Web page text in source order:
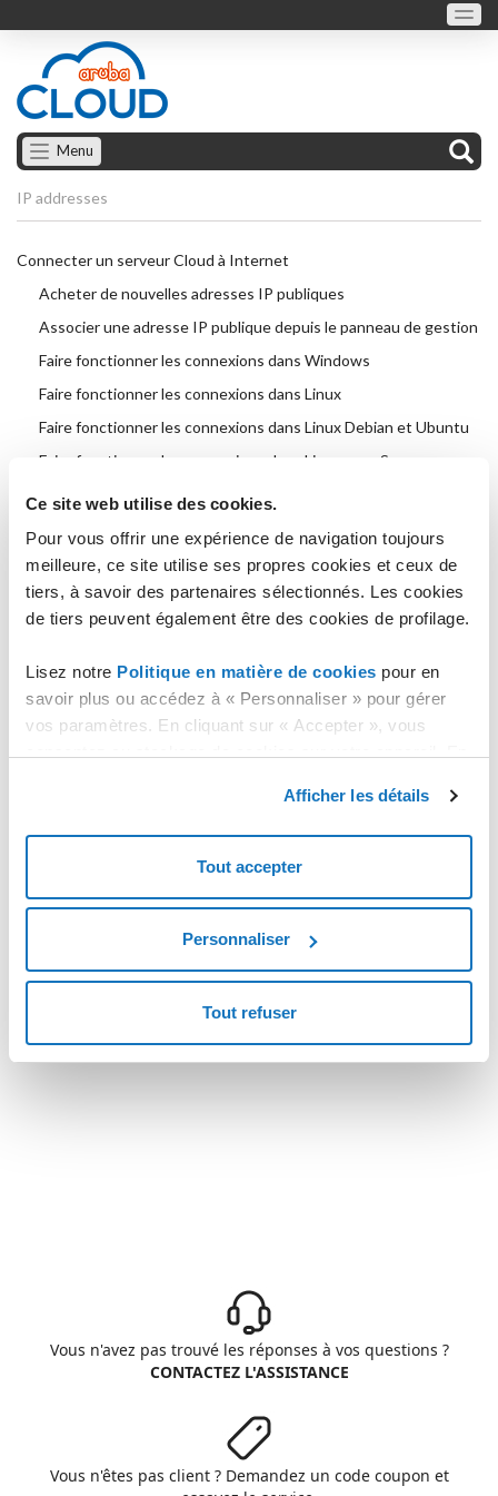
Ce site web utilise des cookies.
Pour vous offrir une expérience de navigation toujours
meilleure, ce site utilise ses propres cookies et ceux de
tiers, à savoir des partenaires sélectionnés. Les cookies
de tiers peuvent également être des cookies de profilage.
Lisez notre Politique en matière de cookies pour en
savoir plus ou accédez à « Personnaliser » pour gérer
vos paramètres. En cliquant sur « Accepter », vous
stockage des cookies nécessaires.
Afficher les détails
Tout accepter
Personnaliser
Tout refuser
Menu
IP addresses
Connecter un serveur Cloud à Internet
Acheter de nouvelles adresses IP publiques
Associer une adresse IP publique depuis le panneau de gestion
Faire fonctionner les connexions dans Windows
Faire fonctionner les connexions dans Linux
Faire fonctionner les connexions dans Linux Debian et Ubuntu
Faire fonctionner les connexions dans Linux openSuse
Adresses IP multiples
Configurer plusieurs adresses IP dans un serveur Cloud
Windows existant
Configurer plusieurs adresses IP dans un serveur Cloud Linux
Configurer plusieurs adresses IP dans un serveur Cloud Debian
et Ubuntu existant
Configurer plusieurs adresses IP dans un serveur Cloud
Vous n'avez pas trouvé les réponses à vos questions ?
CONTACTEZ L'ASSISTANCE
Vous n'êtes pas client ? Demandez un code coupon et